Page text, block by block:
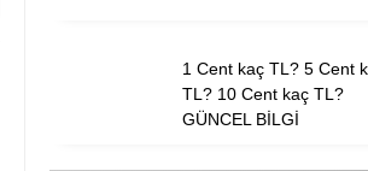
1 Cent kaç TL? 5 Cent
TL? 10 Cent kaç TL?
GÜNCEL BİLGİ